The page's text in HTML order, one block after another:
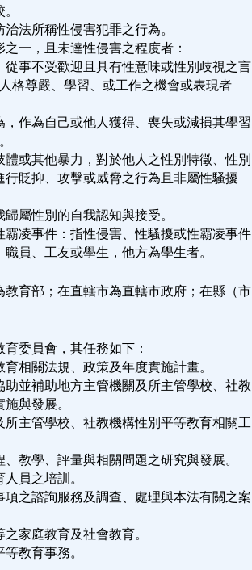
法所稱性侵害犯罪之行為。
一，且未達性侵害之程度者：
從事不受歡迎且具有性意味或性別歧視之言
尊嚴、學習、或工作之機會或表現者
，作為自己或他人獲得、喪失或減損其學習
或其他暴力，對於他人之性別特徵、性別
貶抑、攻擊或威脅之行為且非屬性騷擾
屬性別的自我認知與接受。
凌事件：指性侵害、性騷擾或性霸凌事件
員、工友或學生，他方為學生者。
育部；在直轄市為直轄市政府；在縣（市
委員會，其任務如下：
相關法規、政策及年度實施計畫。
助並補助地方主管機關及所主管學校、社教
與發展。
主管學校、社教機構性別平等教育相關工
教學、評量與相關問題之研究與發展。
員之培訓。
之諮詢服務及調查、處理與本法有關之案
家庭教育及社會教育。
教育事務。